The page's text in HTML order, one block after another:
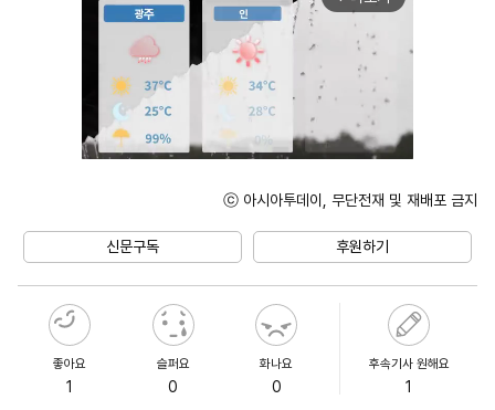
ⓒ 아시아투데이, 무단전재 및 재배포 금지
신문구독 후원하기
좋아요
1
슬퍼요
0
화나요
0
후속기사 원해요
1